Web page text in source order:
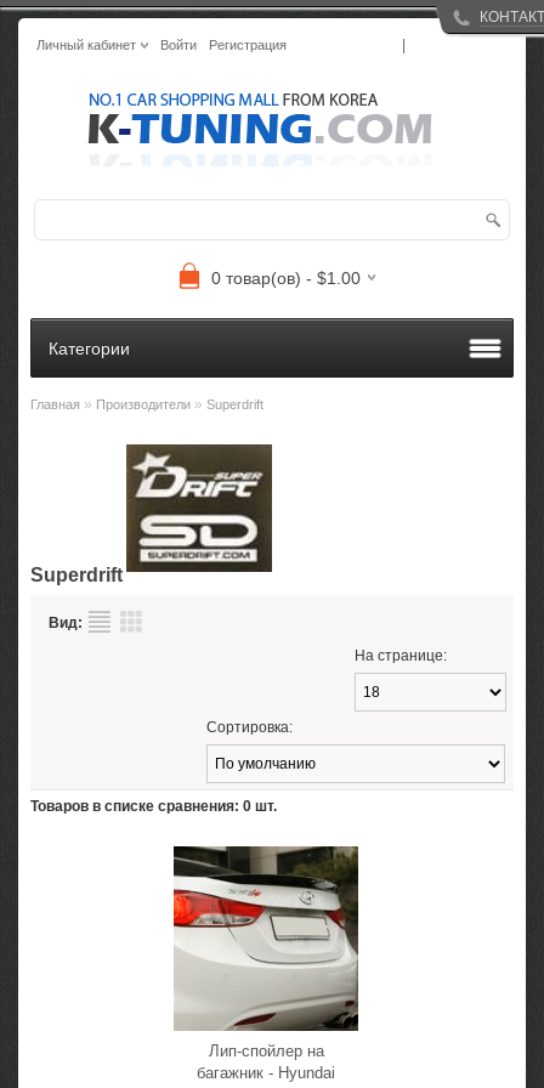
Личный кабинет Войти Регистрация
0 товар(ов) - $1.00
Категории
Главная » Производители » Superdrift
Superdrift
Вид:
На странице:
Сортировка:
Товаров в списке сравнения: 0 шт.
Лип-спойлер на
багажник - Hyundai